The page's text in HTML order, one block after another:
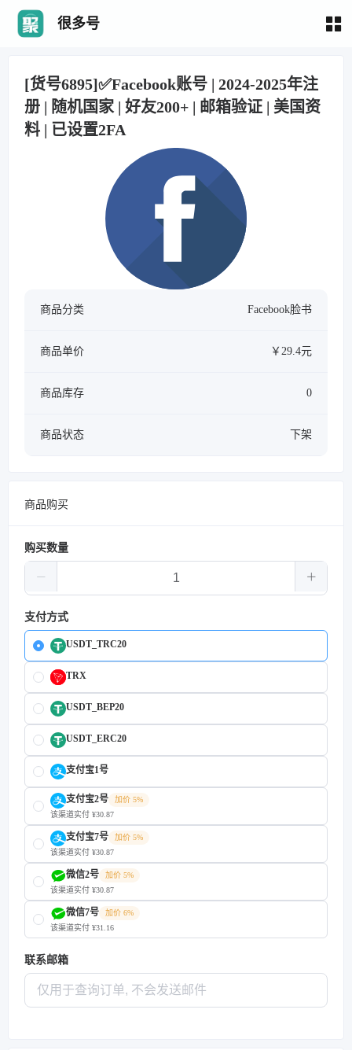
很多号
[货号6895]✅Facebook账号 | 2024-2025年注
册 | 随机国家 | 好友200+ | 邮箱验证 | 美国资
料 | 已设置2FA
商品分类 Facebook脸书
商品单价 ￥29.4元
商品库存 0
商品状态 下架
商品购买
购买数量
支付方式
USDT_TRC20
TRX
USDT_BEP20
USDT_ERC20
支付宝1号
支付宝2号
加价 5%
该渠道实付 ¥30.87
支付宝7号
加价 5%
该渠道实付 ¥30.87
微信2号
加价 5%
该渠道实付 ¥30.87
微信7号
加价 6%
该渠道实付 ¥31.16
联系邮箱